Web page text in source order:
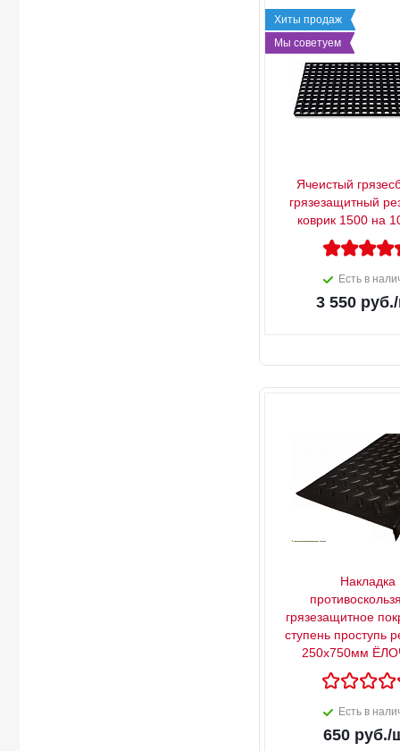
Хиты продаж
Мы советуем
Ячеистый
грязезащитный
коврик 1500 на
Есть в
3 550 руб.
Накладка
грязезащитное
ступень проступь
250х750мм
Есть в
650руб./